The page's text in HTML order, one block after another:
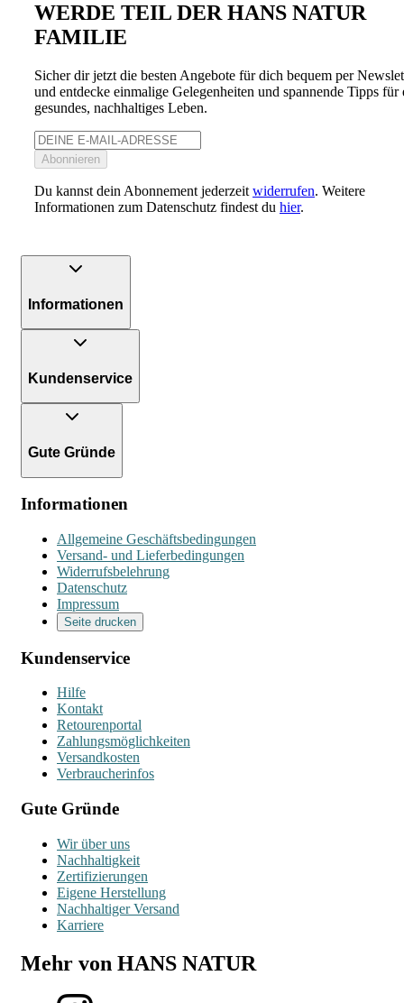
WERDE TEIL DER HANS NATUR
FAMILIE
Sicher dir jetzt die besten Angebote für dich bequem per
und entdecke einmalige Gelegenheiten und spannende Tipps für
gesundes, nachhaltiges Leben.
Abonnieren
Du kannst dein Abonnement jederzeit widerrufen. Weitere
Informationen zum Datenschutz findest du hier.
Informationen
Kundenservice
Gute Gründe
Informationen
Allgemeine Geschäftsbedingungen
Versand- und Lieferbedingungen
Widerrufsbelehrung
Datenschutz
Impressum
Seite drucken
Kundenservice
Hilfe
Kontakt
Retourenportal
Zahlungsmöglichkeiten
Versandkosten
Verbraucherinfos
Gute Gründe
Wir über uns
Nachhaltigkeit
Zertifizierungen
Eigene Herstellung
Nachhaltiger Versand
Karriere
Mehr von HANS NATUR